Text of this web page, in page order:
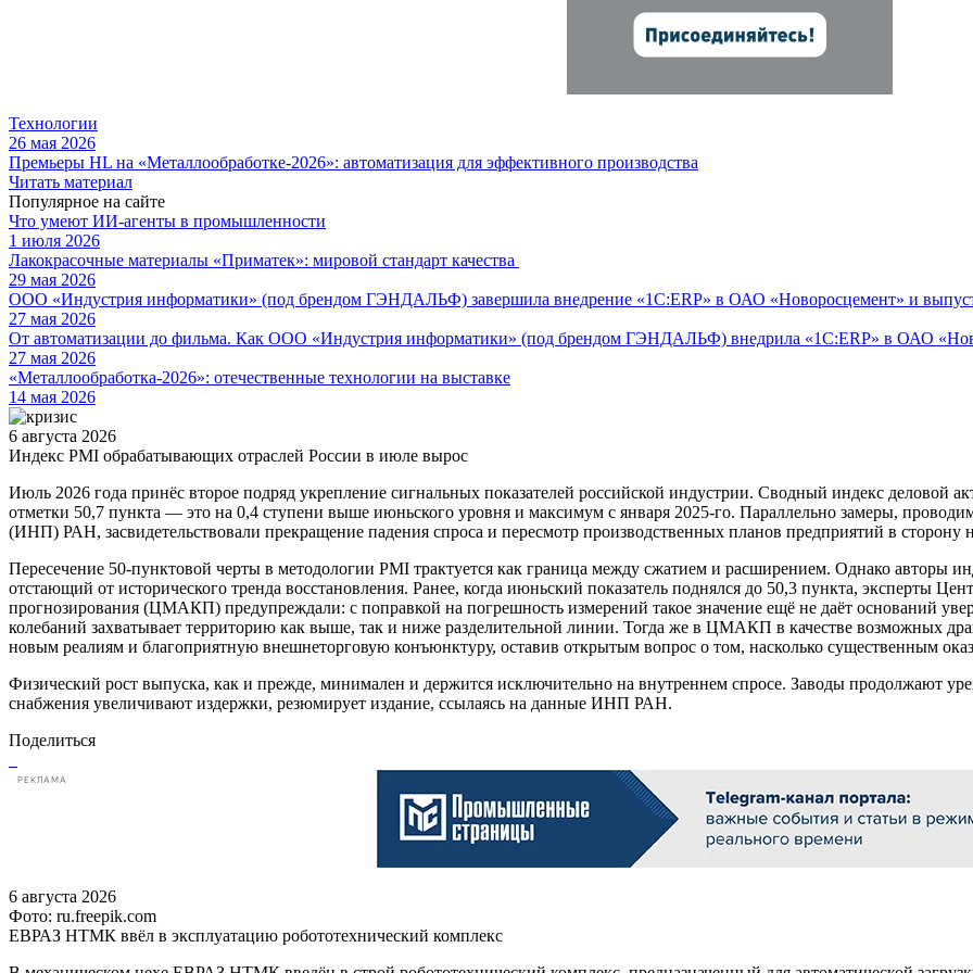
Технологии
26 мая 2026
Премьеры HL на «Металлообработке-2026»: автоматизация для эффективного производства
Читать материал
Популярное на сайте
Что умеют ИИ-агенты в промышленности
1 июля 2026
Лакокрасочные материалы «Приматек»: мировой стандарт качества
29 мая 2026
ООО «Индустрия информатики» (под брендом ГЭНДАЛЬФ) завершила внедрение «1С:ERP» в ОАО «Новоросцемент» и
27 мая 2026
От автоматизации до фильма. Как ООО «Индустрия информатики» (под брендом ГЭНДАЛЬФ) внедрила «1С:ERP» в ОАО
27 мая 2026
«Металлообработка-2026»: отечественные технологии на выставке
14 мая 2026
6 августа 2026
Индекс PMI обрабатывающих отраслей России в июле вырос
Июль 2026 года принёс второе подряд укрепление сигнальных показателей российской индустрии. Сводный индекс деловой
отметки 50,7 пункта — это на 0,4 ступени выше июньского уровня и максимум с января 2025-го. Параллельно замеры,
(ИНП) РАН, засвидетельствовали прекращение падения спроса и пересмотр производственных планов предприятий в
Пересечение 50-пунктовой черты в методологии PMI трактуется как граница между сжатием и расширением. Однако авторы
отстающий от исторического тренда восстановления. Ранее, когда июньский показатель поднялся до 50,3 пункта, эксперты
прогнозирования (ЦМАКП) предупреждали: с поправкой на погрешность измерений такое значение ещё не даёт оснований
колебаний захватывает территорию как выше, так и ниже разделительной линии. Тогда же в ЦМАКП в качестве возможных
новым реалиям и благоприятную внешнеторговую конъюнктуру, оставив открытым вопрос о том, насколько существенным
Физический рост выпуска, как и прежде, минимален и держится исключительно на внутреннем спросе. Заводы продолжают
снабжения увеличивают издержки, резюмирует издание, ссылаясь на данные ИНП РАН.
Поделиться
РЕКЛАМА
6 августа 2026
Фото: ru.freepik.com
ЕВРАЗ НТМК ввёл в эксплуатацию робототехнический комплекс